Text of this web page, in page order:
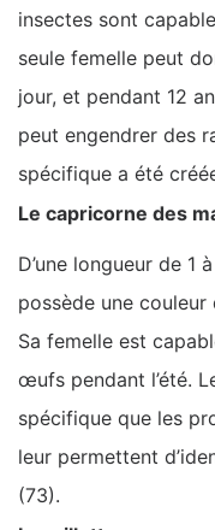
insectes sont
seule femelle peut
jour, et pendant 12
peut engendrer des
spécifique a été
Le capricorne des
D’une longueur de 1
possède une
Sa femelle est
œufs pendant l’été.
spécifique que les
leur permettent
(73).